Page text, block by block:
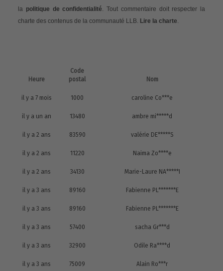
la politique de confidentialité. Tout commentaire doit respecter la
charte des contenus de la communauté LLB. Lire la charte.
Heure
Code
postal
Nom
il y a 7 mois 1000 caroline Co***e
il y a un an 13480 ambre mi*****d
il y a 2 ans 83590 valérie DE*****S
il y a 2 ans 11220 Naima Zo****e
il y a 2 ans 34130 Marie-Laure NA*****I
il y a 3 ans 89160 Fabienne PL*******E
il y a 3 ans 89160 Fabienne PL*******E
il y a 3 ans 57400 sacha Gr***d
il y a 3 ans 32900 Odile Ra****d
il y a 3 ans 75009 Alain Ro***r